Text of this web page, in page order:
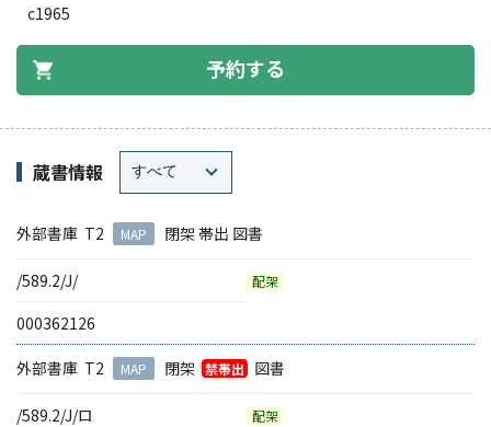
c1965
予約する
蔵書情報
外部書庫 T2 MAP 閉架 帯出 図書
/589.2/J/ 配架
000362126
外部書庫 T2 MAP 閉架 禁帯出 図書
/589.2/J/ロ 配架